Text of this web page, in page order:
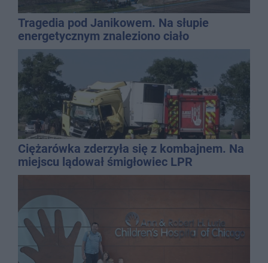
Tragedia pod Janikowem. Na słupie
energetycznym znaleziono ciało
mężczyzny
Ciężarówka zderzyła się z kombajnem. Na
miejscu lądował śmigłowiec LPR